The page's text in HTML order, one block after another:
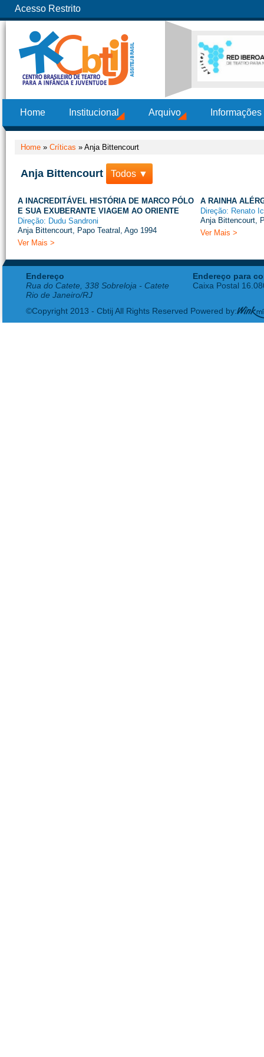
Acesso Restrito
Home Institucional Arquivo
Home » Críticas » Anja Bittencourt
Anja Bittencourt Todos ▼
A INACREDITÁVEL HISTÓRIA DE MARCO PÓLO
E SUA EXUBERANTE VIAGEM AO ORIENTE
Direção: Dudu Sandroni
Anja Bittencourt, Papo Teatral, Ago 1994
Ver Mais >
A RAINHA
Direção: Renato
Anja Bittencourt,
Ver Mais >
Endereço
Rua do Catete, 338 Sobreloja - Catete
Rio de Janeiro/RJ
Endereço para
Caixa Postal
©Copyright 2013 - Cbtij All Rights Reserved Powered by: